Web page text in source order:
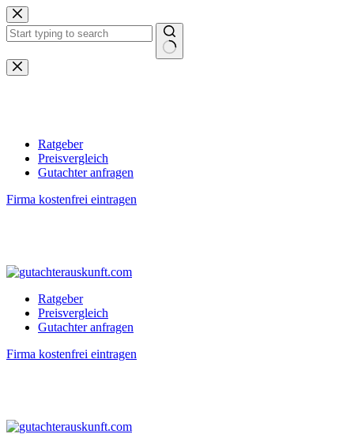
Zum
Inhalt
springen
Keine
Ergebnisse
Ratgeber
Preisvergleich
Gutachter anfragen
Firma kostenfrei eintragen
Ratgeber
Preisvergleich
Gutachter anfragen
Firma kostenfrei eintragen